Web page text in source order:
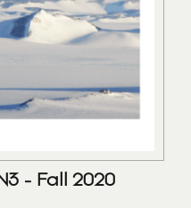
- Fall 2020